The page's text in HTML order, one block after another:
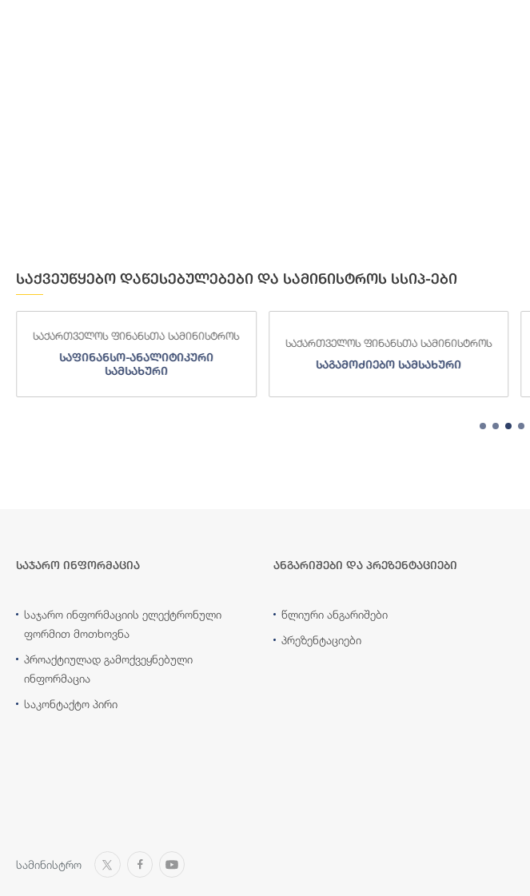
საქვეუწყებო დაწესებულებები და სამინისტროს სსიპ-ები
საქართველოს ფინანსთა სამინისტროს
საფინანსო-ანალიტიკური
სამსახური
საქართველოს ფინანსთა სამინისტროს
საგამოძიებო სამსახური
საჯარო ინფორმაცია
საჯარო ინფორმაციის ელექტრონული
ფორმით მოთხოვნა
პროაქტიულად გამოქვეყნებული
ინფორმაცია
საკონტაქტო პირი
ანგარიშები და პრეზენტაციები
წლიური ანგარიშები
პრეზენტაციები
სამინისტრო